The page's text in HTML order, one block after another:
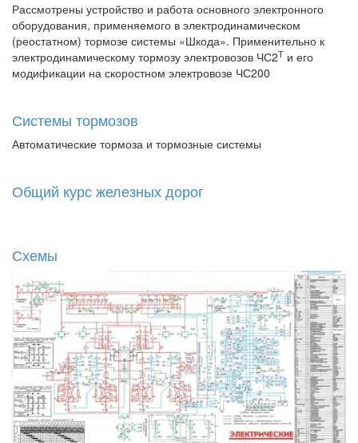
Рассмотрены устройство и работа основного электронного
оборудования, применяемого в электродинамическом
(реостатном) тормозе системы «Шкода». Применительно к
электродинамическому тормозу электровозов ЧС2Т и его
модификации на скоростном электровозе ЧС200
Системы тормозов
Автоматические тормоза и тормозные системы
Общий курс железных дорог
Схемы